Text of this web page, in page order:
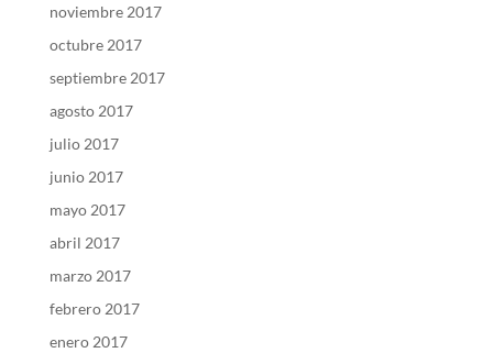
noviembre 2017
octubre 2017
septiembre 2017
agosto 2017
julio 2017
junio 2017
mayo 2017
abril 2017
marzo 2017
febrero 2017
enero 2017